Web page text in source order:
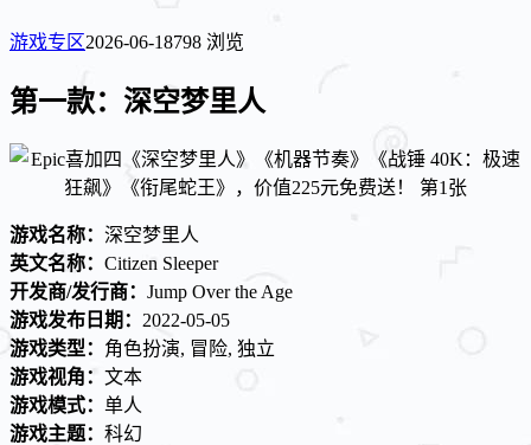
游戏专区2026-06-18798 浏览
第一款：深空梦里人
游戏名称： 深空梦里人
英文名称： Citizen Sleeper
开发商/发行商： Jump Over the Age
游戏发布日期： 2022-05-05
游戏类型： 角色扮演, 冒险, 独立
游戏视角： 文本
游戏模式： 单人
游戏主题： 科幻